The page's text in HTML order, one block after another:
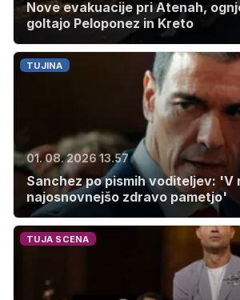
Nove evakuacije pri Atenah,
goltajo Peloponez in Kreto
TUJINA
01. 08. 2026 13.57
Sanchez po pismih voditeljev: 'V
najosnovnejšo zdravo pametjo'
TUJA SCENA